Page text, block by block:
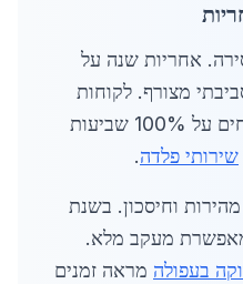
70% עם מסירה. אחריות שנה על
מצורף. לקוחות
מרוצים בקריית אתא מדווחים על 100% שביעות
שירותי פלדה.
וחיסכון. בשנת
מאפשרת מעקב מלא.
בעפולה מראה זמנים